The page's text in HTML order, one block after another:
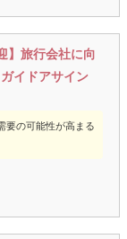
】旅行会社に向
イドアサイン
要の可能性が高まる